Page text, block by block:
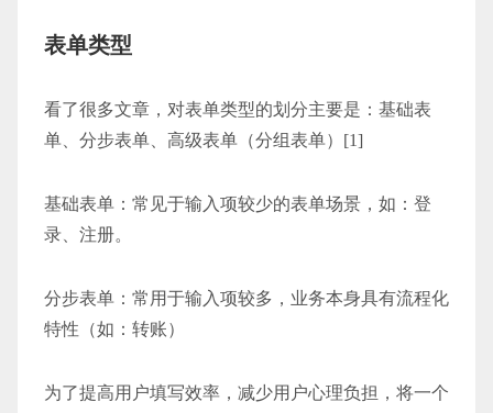
表单类型
看了很多文章，对表单类型的划分主要是：基础表
单、分步表单、高级表单（分组表单）[1]
基础表单：常见于输入项较少的表单场景，如：登
录、注册。
分步表单：常用于输入项较多，业务本身具有流程化
特性（如：转账）
为了提高用户填写效率，减少用户心理负担，将一个